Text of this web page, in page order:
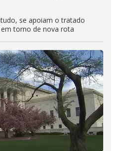
se apoiam o tratado
torno de nova rota